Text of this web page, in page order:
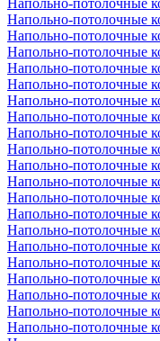
Напольно-потолочные
Напольно-потолочные
Напольно-потолочные
Напольно-потолочные
Напольно-потолочные
Напольно-потолочные
Напольно-потолочные
Напольно-потолочные
Напольно-потолочные
Напольно-потолочные
Напольно-потолочные
Напольно-потолочные
Напольно-потолочные
Напольно-потолочные
Напольно-потолочные
Напольно-потолочные
Напольно-потолочные
Напольно-потолочные
Напольно-потолочные
Напольно-потолочные